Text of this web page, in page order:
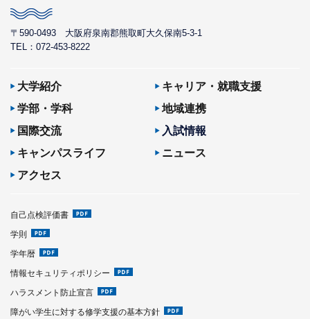
〒590-0493 大阪府泉南郡熊取町大久保南5-3-1
TEL：072-453-8222
大学紹介
キャリア・就職支援
学部・学科
地域連携
国際交流
入試情報
キャンパスライフ
ニュース
アクセス
自己点検評価書
学則
学年暦
情報セキュリティポリシー
ハラスメント防止宣言
障がい学生に対する修学支援の基本方針